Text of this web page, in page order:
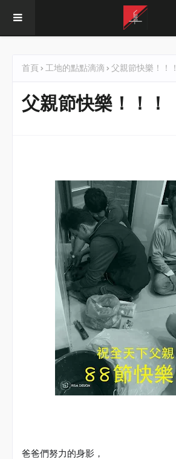
首頁 工地的點點滴滴 父親節快樂！！！
父親節快樂！！！
爸爸們努力的身影，